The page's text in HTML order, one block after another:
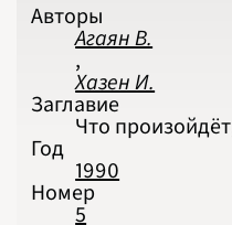
Авторы
Агаян В.
,
Хазен И.
Заглавие
Что
Год
1990
Номер
5